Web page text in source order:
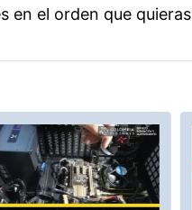
en el orden que quieras